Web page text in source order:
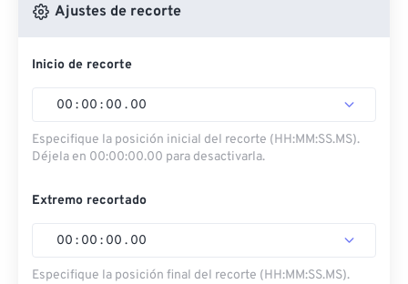
Ajustes de recorte
Inicio de recorte
00 : 00 : 00 . 00
Especifique la posición inicial del recorte (HH:MM:SS.MS).
Déjela en 00:00:00.00 para desactivarla.
Extremo recortado
00 : 00 : 00 . 00
Especifique la posición final del recorte (HH:MM:SS.MS).